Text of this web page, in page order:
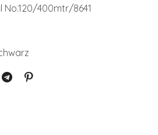
No.120/400mtr/8641